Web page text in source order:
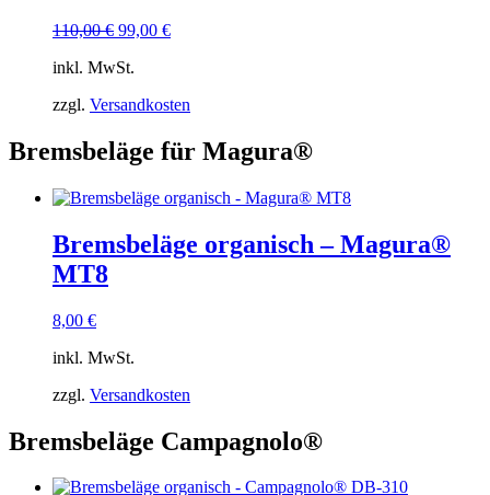
110,00€ Ursprünglicher
war:
99,00 €Aktueller
inkl. MwSt.
zzgl. Versandkosten
Bremsbeläge für Magura®
Bremsbeläge organisch – Magura®
MT8
8,00 €
inkl. MwSt.
zzgl. Versandkosten
Bremsbeläge Campagnolo®